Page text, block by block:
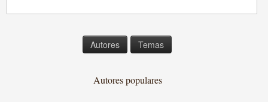
Autores Temas
Autores populares